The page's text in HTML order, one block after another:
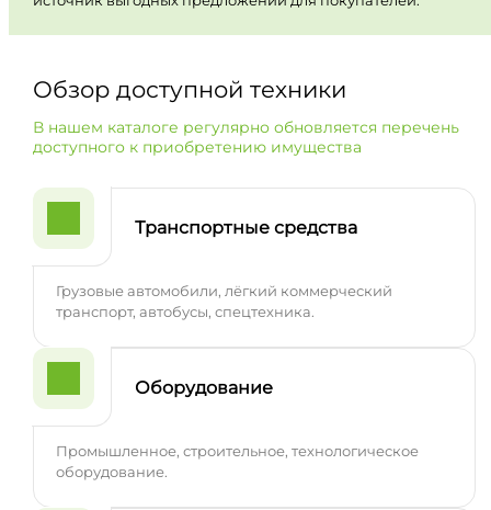
Обзор доступной техники
В нашем каталоге регулярно обновляется перечень
доступного к приобретению имущества
Транспортные средства
Грузовые автомобили, лёгкий коммерческий
транспорт, автобусы, спецтехника.
Оборудование
Промышленное, строительное, технологическое
оборудование.